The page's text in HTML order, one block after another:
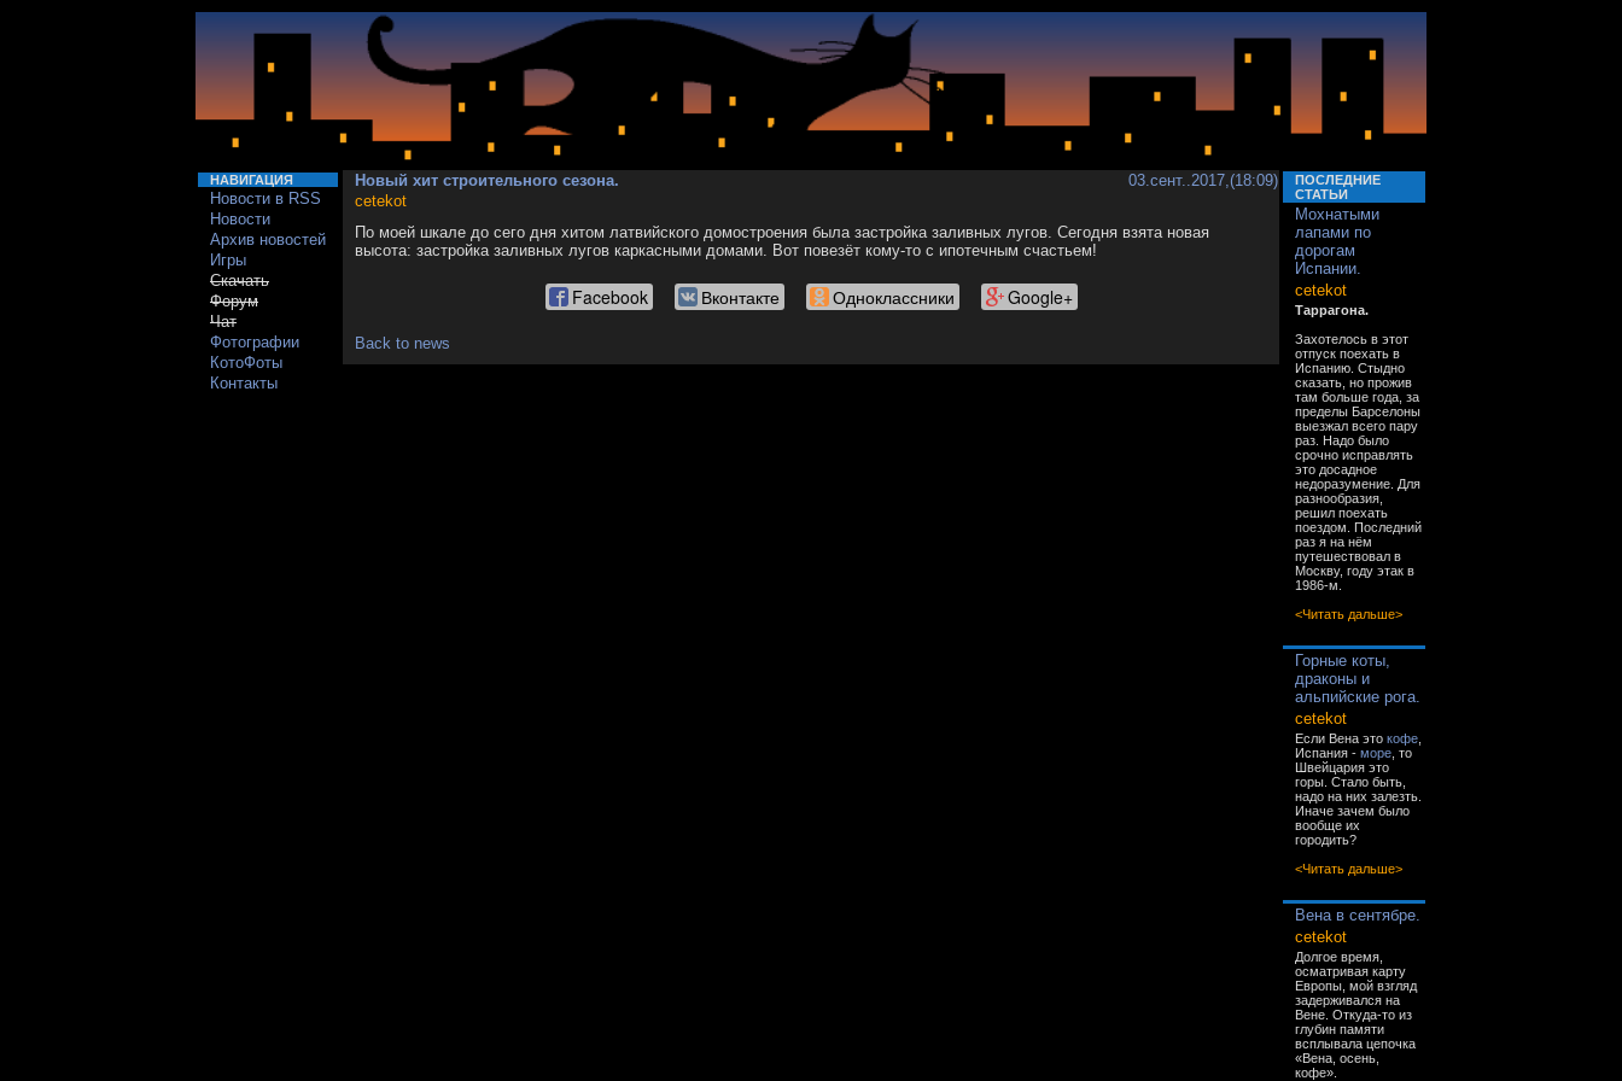
НАВИГАЦИЯ
Новости в RSS
Новости
Архив новостей
Игры
Скачать
Форум
Чат
Фотографии
КотоФоты
Контакты
Новый хит строительного сезона.
03.сент..2017,(18:09)
cetekot
По моей шкале до сего дня хитом латвийского домостроения была застройка заливных лугов. Сегодня взята новая
высота: застройка заливных лугов каркасными домами. Вот повезёт кому-то с ипотечным счастьем!
Facebook Вконтакте Одноклассники Google+
Back to news
ПОСЛЕДНИЕ
СТАТЬИ
Мохнатыми
лапами по
дорогам
Испании.
cetekot
Таррагона.
Захотелось в этот
отпуск поехать в
Испанию. Стыдно
сказать, но прожив
там больше года, за
пределы Барселоны
выезжал всего пару
раз. Надо было
срочно исправлять
это досадное
недоразумение. Для
разнообразия,
решил поехать
поездом. Последний
раз я на нём
путешествовал в
Москву, году этак в
1986-м.
<Читать дальше>
Горные коты,
драконы и
альпийские рога.
cetekot
Если Вена это кофе
Испания - море , то
Швейцария это
горы. Стало быть,
надо на них залезть.
Иначе зачем было
вообще их
городить?
<Читать дальше>
Вена в сентябре.
cetekot
Долгое время,
осматривая карту
Европы, мой взгляд
задерживался на
Вене. Откуда-то из
глубин памяти
всплывала цепочка
«Вена, осень,
кофе».